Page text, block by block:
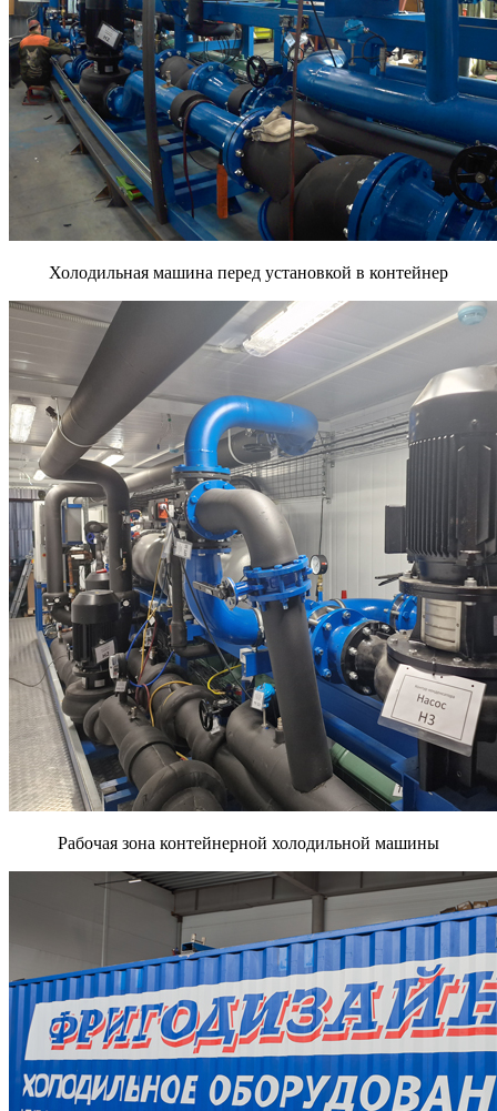
Холодильная машина перед установкой в контейнер
Рабочая зона контейнерной холодильной машины